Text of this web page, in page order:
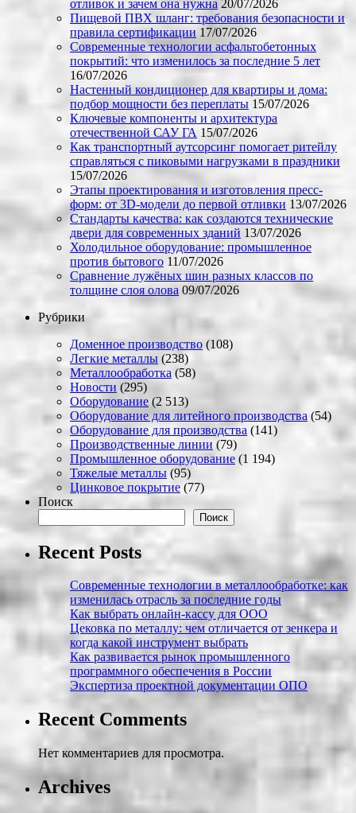
отливок и зачем она нужна 20/07/2026
Пищевой ПВХ шланг: требования безопасности и
правила сертификации 17/07/2026
Современные технологии асфальтобетонных
покрытий: что изменилось за последние 5 лет
16/07/2026
Настенный кондиционер для квартиры и дома:
подбор мощности без переплаты 15/07/2026
Ключевые компоненты и архитектура
отечественной САУ ГА 15/07/2026
Как транспортный аутсорсинг помогает ритейлу
справляться с пиковыми нагрузками в праздники
15/07/2026
Этапы проектирования и изготовления пресс-
форм: от 3D-модели до первой отливки 13/07/2026
Стандарты качества: как создаются технические
двери для современных зданий 13/07/2026
Холодильное оборудование: промышленное
против бытового 11/07/2026
Сравнение лужёных шин разных классов по
толщине слоя олова 09/07/2026
Рубрики
Доменное производство (108)
Легкие металлы (238)
Металлообработка (58)
Новости (295)
Оборудование (2 513)
Оборудование для литейного производства (54)
Оборудование для производства (141)
Производственные линии (79)
Промышленное оборудование (1 194)
Тяжелые металлы (95)
Цинковое покрытие (77)
Поиск
Поиск
Recent Posts
Современные технологии в металлообработке: как
изменилась отрасль за последние годы
Как выбрать онлайн-кассу для ООО
Цековка по металлу: чем отличается от зенкера и
когда какой инструмент выбрать
Как развивается рынок промышленного
программного обеспечения в России
Экспертиза проектной документации ОПО
Recent Comments
Нет комментариев для просмотра.
Archives